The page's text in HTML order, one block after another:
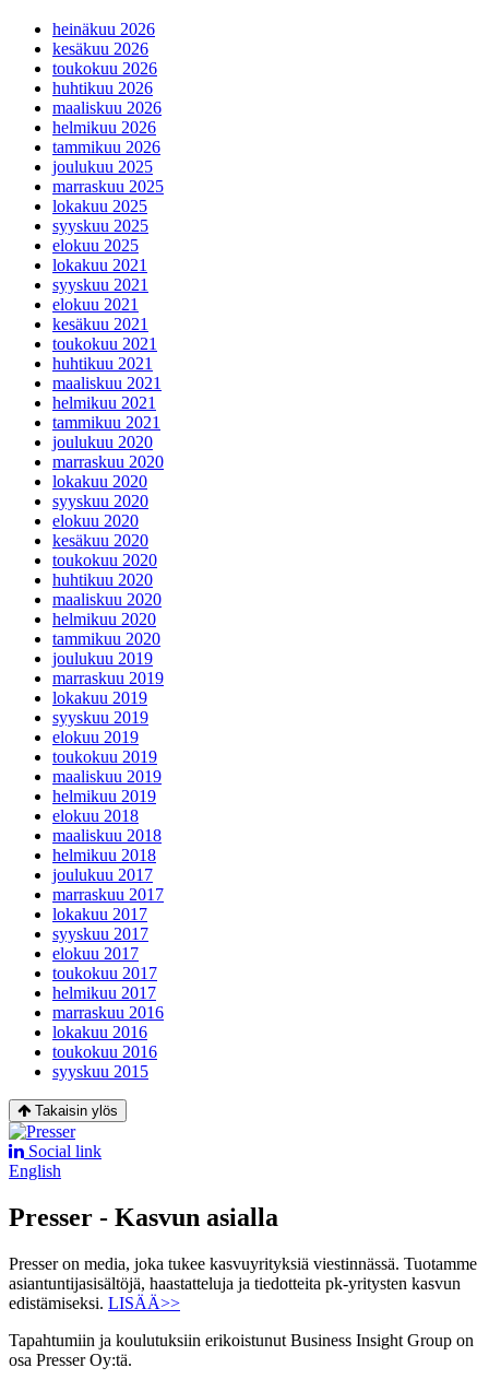
heinäkuu 2026
kesäkuu 2026
toukokuu 2026
huhtikuu 2026
maaliskuu 2026
helmikuu 2026
tammikuu 2026
joulukuu 2025
marraskuu 2025
lokakuu 2025
syyskuu 2025
elokuu 2025
lokakuu 2021
syyskuu 2021
elokuu 2021
kesäkuu 2021
toukokuu 2021
huhtikuu 2021
maaliskuu 2021
helmikuu 2021
tammikuu 2021
joulukuu 2020
marraskuu 2020
lokakuu 2020
syyskuu 2020
elokuu 2020
kesäkuu 2020
toukokuu 2020
huhtikuu 2020
maaliskuu 2020
helmikuu 2020
tammikuu 2020
joulukuu 2019
marraskuu 2019
lokakuu 2019
syyskuu 2019
elokuu 2019
toukokuu 2019
maaliskuu 2019
helmikuu 2019
elokuu 2018
maaliskuu 2018
helmikuu 2018
joulukuu 2017
marraskuu 2017
lokakuu 2017
syyskuu 2017
elokuu 2017
toukokuu 2017
helmikuu 2017
marraskuu 2016
lokakuu 2016
toukokuu 2016
syyskuu 2015
Takaisin ylös
Social link
English
Presser - Kasvun asialla
Presser on media, joka tukee kasvuyrityksiä viestinnässä. Tuotamme
asiantuntijasisältöjä, haastatteluja ja tiedotteita pk-yritysten kasvun
edistämiseksi. LISÄÄ>>
Tapahtumiin ja koulutuksiin erikoistunut Business Insight Group on
osa Presser Oy:tä.